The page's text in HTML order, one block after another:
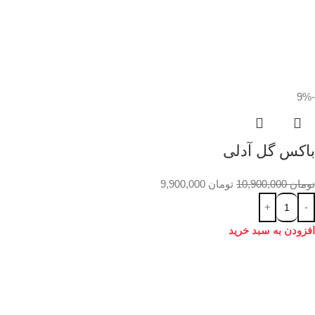
-9%
باکس گل آدلی
تومان10,900,000 تومان
افزودن به سبد خرید